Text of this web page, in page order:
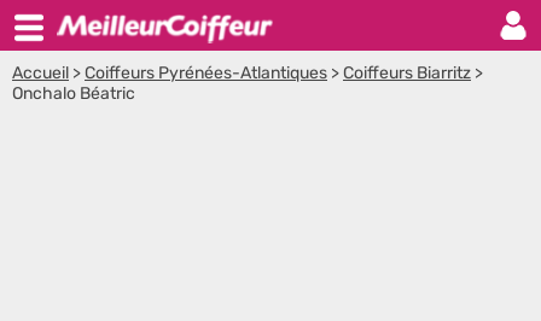
Accueil >Coiffeurs Pyrénées-Atlantiques >Coiffeurs Biarritz >
Onchalo Béatric